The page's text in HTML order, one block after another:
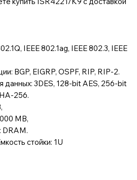
IEEE 802.1ag, IEEE 802.3, IEEE
BGP, EIGRP, OSPF, RIP, RIP-2.
3DES, 128-bit AES, 256-bit
256.
MB,
DRAM.
стойки: 1U